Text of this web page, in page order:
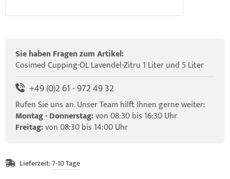
Sie haben Fragen zum Artikel:
Cosimed Cupping-ÖL Lavendel-Zitru 1 Liter und 5 Liter
+49 (0)2 61 - 972 49 32
Rufen Sie uns an. Unser Team hilft Ihnen gerne weiter:
Montag - Donnerstag:von 08:30 bis 16:30 Uhr
Freitag:von 08:30 bis 14:00 Uhr
Lieferzeit:7-10 Tage